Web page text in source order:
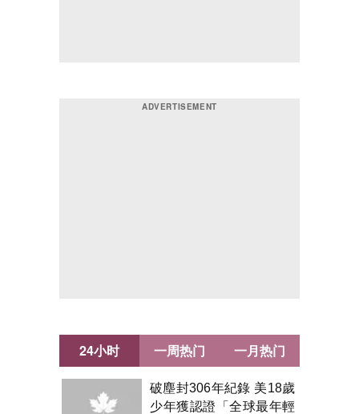
24小时
破塵封306年紀錄 美18歲
少年獲認證「全球最年輕
一周热门 一月热门